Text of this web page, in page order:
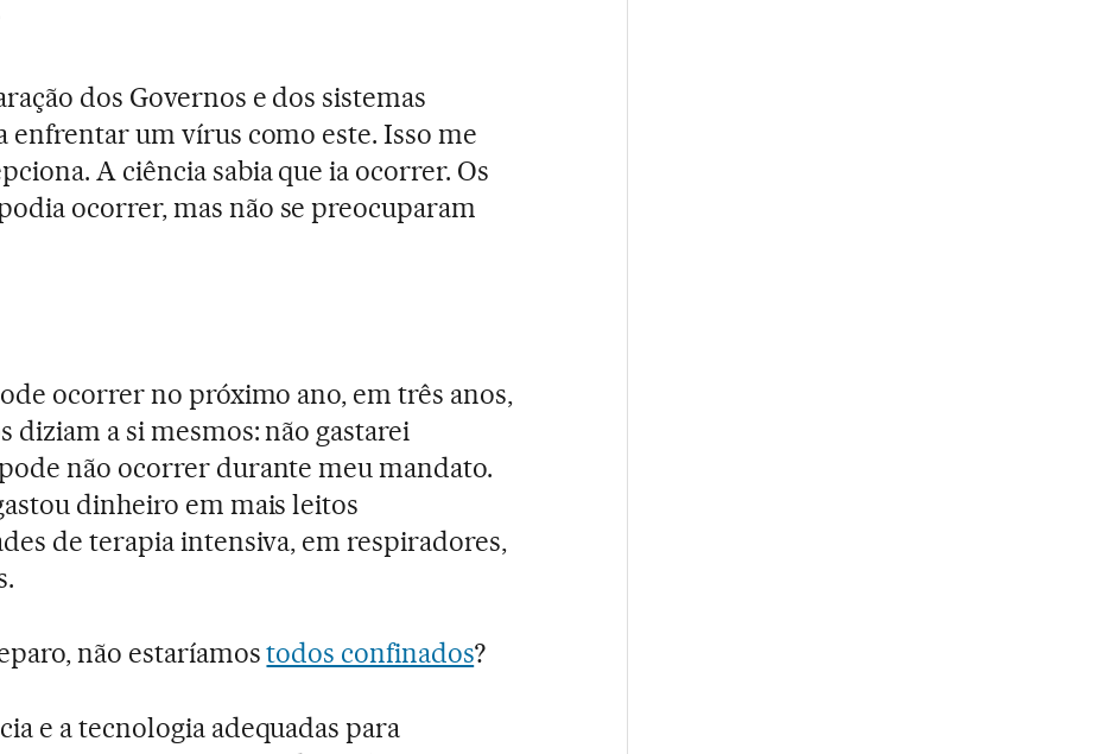
dos Governos e dos sistemas
enfrentar um vírus como este. Isso me
A ciência sabia que ia ocorrer. Os
ocorrer, mas não se preocuparam
ocorrer no próximo ano, em três anos,
diziam a si mesmos: não gastarei
não ocorrer durante meu mandato.
dinheiro em mais leitos
de terapia intensiva, em respiradores,
não estaríamostodos confinados?
e a tecnologia adequadas para